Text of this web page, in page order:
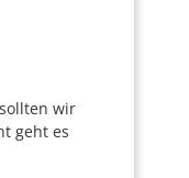
wir
geht es